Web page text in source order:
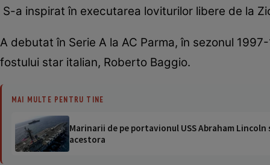
S-a inspirat în executarea loviturilor libere de la
A debutat în Serie A la AC Parma, în sezonul
fostului star italian, Roberto Baggio.
MAI MULTE PENTRU TINE
Marinarii de pe portavionul USS Abraham
acestora